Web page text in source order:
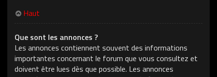
Haut
Que sont les annonces ?
Les annonces contiennent souvent des informations
importantes concernant le forum que vous consultez et
doivent être lues dès que possible. Les annonces